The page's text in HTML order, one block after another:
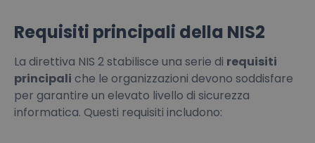
Requisiti principali della NIS2
La direttiva NIS 2 stabilisce una serie di requisiti
principali che le organizzazioni devono soddisfare
per garantire un elevato livello di sicurezza
informatica. Questi requisiti includono: